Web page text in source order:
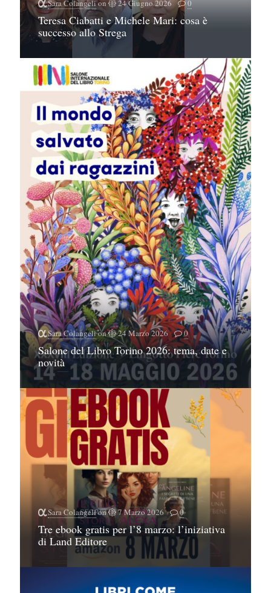
Sara Colangelion 24 Giugno 2026 0
Teresa Ciabatti e Michele Mari: cosa è
successo allo Strega
Sara Colangelion 24 Marzo 2026 0
Salone del Libro Torino 2026: tema, date e
novità
Sara Colangelion 7 Marzo 2026 0
Tre ebook gratis per l’8 marzo: l’iniziativa
di Land Editore